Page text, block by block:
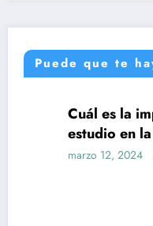
Puede que te
UNCATEGORIZED
Cuál es la
estudio en la fe
marzo 12, 2024